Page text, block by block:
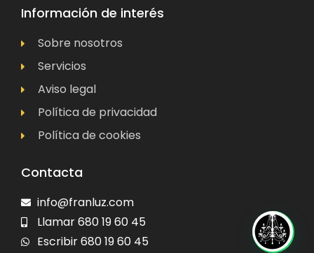
Información de interés
Sobre nosotros
Servicios
Aviso legal
Política de privacidad
Política de cookies
Contacta
info@franluz.com
Llamar 680 19 60 45
Escribir 680 19 60 45